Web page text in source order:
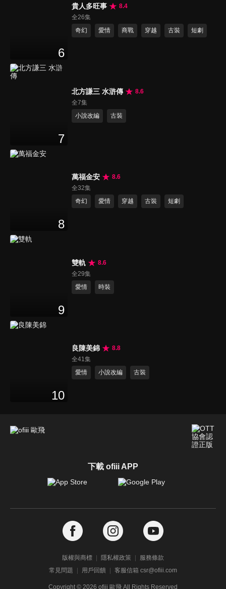
6
貴人多旺事
8.4
全26集
奇幻
愛情 商戰 穿越 古裝 短劇
7
北方謙三 水滸傳
8.6
全7集
小說改編
古裝
8
萬福金安
8.6
全32集
奇幻
愛情 穿越 古裝 短劇
9
雙軌
8.6
全29集
愛情
時裝
10
良陳美錦
8.8
全41集
愛情
小說改編 古裝
下載 ofiii APP
版權與商標 隱私權政策
服務條款
常見問題
用戶回饋 客服信箱 csr@ofiii.com
Copyright © 2026 ofiii 歐飛 All Rights Reserved